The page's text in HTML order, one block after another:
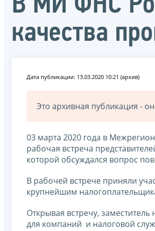
качества
Дата публикации: 13.03.2020 10:21 (архив)
Это архивная публикация -
03 марта 2020 года в
рабочая встреча
которой обсуждался вопрос
В рабочей встрече приняли
крупнейшим
Открывая встречу,
для компаний и налоговой